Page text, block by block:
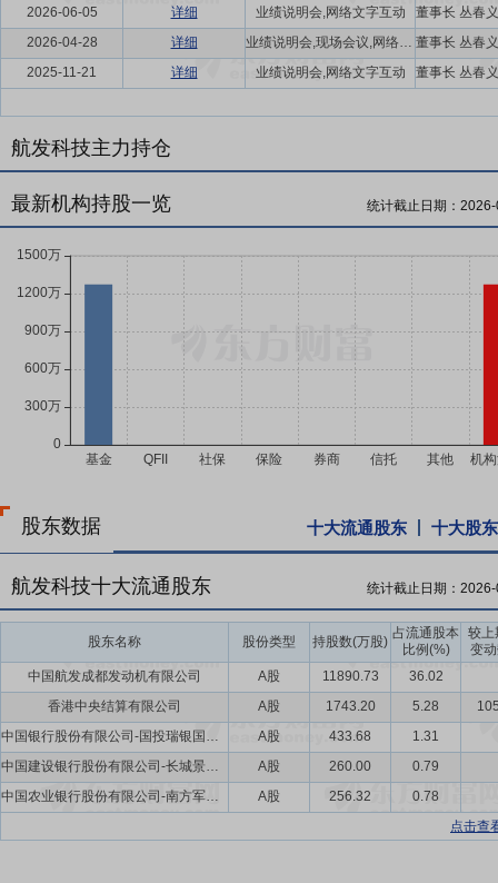
2026-06-05 详细
业绩说明会,网络文字互动
2026-04-28
详细
业绩说明会,现场会议,网络文字互动
2025-11-21
详细 业绩说明会,网络文字互动
航发科技主力持仓
最新机构持股一览 统计截止日期：
股东数据 十大流通股东 十大股东
航发科技十大流通股东 统计截止日期：
股东名称 股份类型 持股数(万股)
占流通股本
比例(%)
较上
变
中国航发成都发动机有限公司
A股 11890.73
36.02
香港中央结算有限公司
A股 1743.20 5.28
中国银行股份有限公司-国投瑞银国家安全灵活配置混合型证券投资基金
A股 433.68
1.31
中国建设银行股份有限公司-长城景气成长混合型证券投资基金
A股 260.00
0.79
中国农业银行股份有限公司-南方军工改革灵活配置混合型证券投资基金
A股 256.32
0.78
点击查